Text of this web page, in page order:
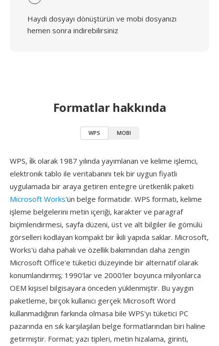
Haydi dosyayı dönüştürün ve mobi dosyanızı
hemen sonra indirebilirsiniz
Formatlar hakkında
WPS MOBI
WPS, i̇lk olarak 1987 yılında yayımlanan ve kelime işlemci,
elektronik tablo ile veritabanını tek bir uygun fiyatlı
uygulamada bir araya getiren entegre üretkenlik paketi
Microsoft Works'ün belge formatıdır. WPS formatı, kelime
işleme belgelerini metin içeriği, karakter ve paragraf
biçimlendirmesi, sayfa düzeni, üst ve alt bilgiler ile gömülü
görselleri kodlayan kompakt bir i̇kili yapıda saklar. Microsoft,
Works'ü daha pahalı ve özellik bakımından daha zengin
Microsoft Office'e tüketici düzeyinde bir alternatif olarak
konumlandırmış; 1990'lar ve 2000'ler boyunca milyonlarca
OEM kişisel bilgisayara önceden yüklenmiştir. Bu yaygın
paketleme, birçok kullanıcı gerçek Microsoft Word
kullanmadığının farkında olmasa bile WPS'yı tüketici PC
pazarında en sık karşılaşılan belge formatlarından biri haline
getirmiştir. Format; yazı tipleri, metin hizalama, girinti,